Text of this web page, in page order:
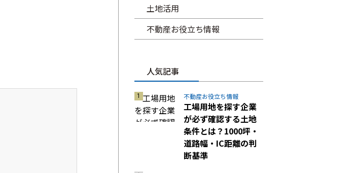
土地活用
不動産お役立ち情報
人気記事
不動産お役立ち情報
工場用地を探す企業
が必ず確認する土地
条件とは？1000坪・
道路幅・IC距離の判
断基準